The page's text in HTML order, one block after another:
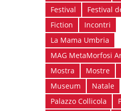
Festival
Festival
Fiction
Incontri
La Mama Umbria
MAG MetaMorfosi
Mostra
Mostre
Museum
Natale
Palazzo Collicola